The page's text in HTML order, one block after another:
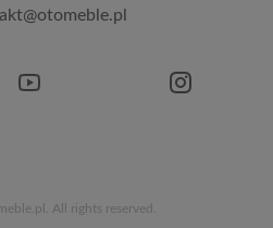
All rights reserved.